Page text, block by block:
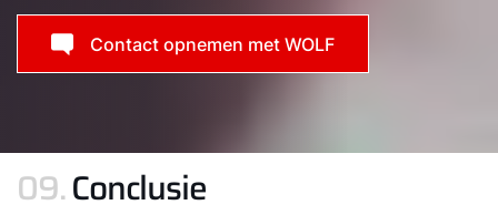
Contact opnemen met WOLF
09.Conclusie